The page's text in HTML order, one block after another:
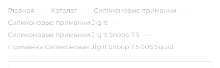
Главная — Каталог — Силиконовые приманки —
Силиконовые приманки Jig It —
Силиконовые приманки Jig It Snoop 7.5 —
Приманка Силиконовая Jig It Snoop 7.5 006 Squid